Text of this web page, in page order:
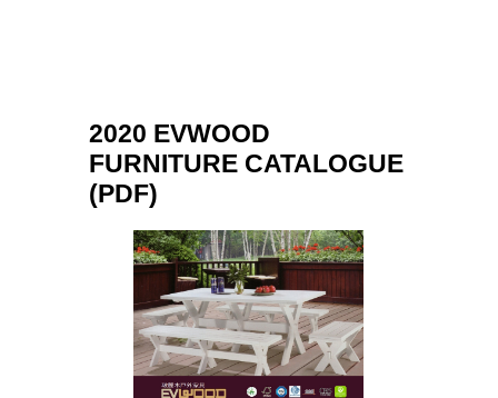
2020 EVWOOD
FURNITURE CATALOGUE
(PDF)